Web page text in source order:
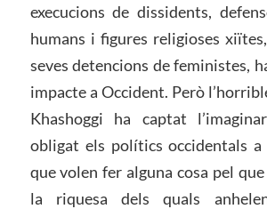
execucions de dissidents,
humans i figures religioses
seves detencions de feministes,
impacte a Occident. Però
Khashoggi ha captat
obligat els polítics occidentals a
que volen fer alguna cosa pel
la riquesa dels quals